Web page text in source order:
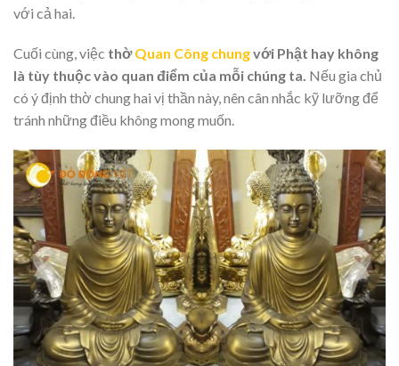
với cả hai.
Cuối cùng, việc thờQuan Công chungvới Phật hay không
là tùy thuộc vào quan điểm của mỗi chúng ta. Nếu gia chủ
có ý định thờ chung hai vị thần này, nên cân nhắc kỹ lưỡng để
tránh những điều không mong muốn.